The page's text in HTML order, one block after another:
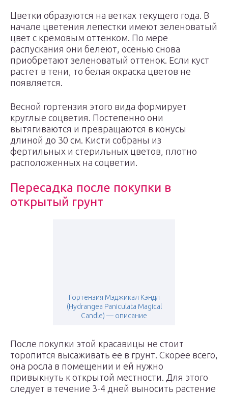
Цветки образуются на ветках текущего года. В
начале цветения лепестки имеют зеленоватый
цвет с кремовым оттенком. По мере
распускания они белеют, осенью снова
приобретают зеленоватый оттенок. Если куст
растет в тени, то белая окраска цветов не
появляется.
Весной гортензия этого вида формирует
круглые соцветия. Постепенно они
вытягиваются и превращаются в конусы
длиной до 30 см. Кисти собраны из
фертильных и стерильных цветов, плотно
расположенных на соцветии.
Пересадка после покупки в
открытый грунт
Гортензия Мэджикал Кэндл
(Hydrangea Paniculata Magical
Candle) — описание
После покупки этой красавицы не стоит
торопится высаживать ее в грунт. Скорее всего,
она росла в помещении и ей нужно
привыкнуть к открытой местности. Для этого
следует в течение 3-4 дней выносить растение